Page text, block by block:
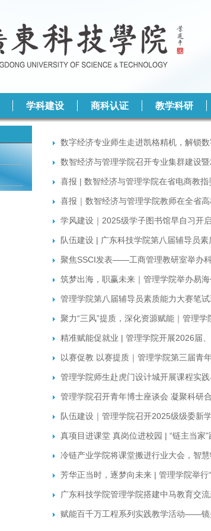
学科建设 商科认证 教学科研
数字经济专业师生走进凯格精机，解锁
数智经济与管理学院召开专业集群建设
喜报 | 数智经济与管理学院在省电商教
喜报｜数智经济与管理学院教师在全省
学风建设｜2025级学子图书馆早自习开
队伍建设 | 广东科技学院第八届辅导员
聚焦SSCI发表——工商管理教研室举办
筑梦出海，职赢未来｜管理学院举办易
管理学院第八届辅导员素质能力大赛笔
聚力“三风”提质，深化资源赋能｜管理
精准赋能促就业 | 管理学院开展2026届
以赛促教 以赛提质｜管理学院第三届青
管理学院师生赴虎门设计城开展课程实
管理学院召开青年博士座谈会 凝聚科研
队伍建设｜管理学院召开2025级级委新
真项目进课堂 真岗位进校园 | “链主当家
冷链产业学院将课堂搬进行业大会，智
芳华正当时，逐梦向未来 | 管理学院举行
广东科技学院管理学院搭建中马教育交
赋能百千万工程系列实践教学活动——镜